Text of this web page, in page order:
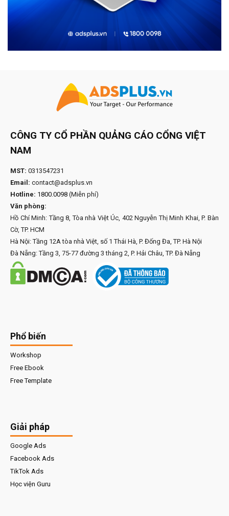
CÔNG TY CỔ PHẦN QUẢNG CÁO CỔNG VIỆT
NAM
MST: 0313547231
Email: contact@adsplus.vn
Hotline: 1800.0098 (Miễn phí)
Văn phòng:
Hồ Chí Minh: Tầng 8, Tòa nhà Việt Úc, 402 Nguyễn Thị Minh Khai, P. Bàn
Cờ, TP. HCM
Hà Nội: Tầng 12A tòa nhà Việt, số 1 Thái Hà, P. Đống Đa, TP. Hà Nội
Đà Nẵng: Tầng 3, 75-77 đường 3 tháng 2, P. Hải Châu, TP. Đà Nẵng
Phổ biến
Workshop
Free Ebook
Free Template
Giải pháp
Google Ads
Facebook Ads
TikTok Ads
Học viện Guru